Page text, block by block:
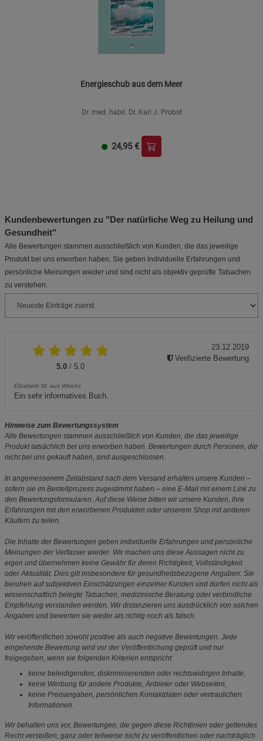
Energieschub aus dem Meer
Dr. med. habil. Dr. Karl J. Probst
24,95 €
Kundenbewertungen zu "Der natürliche Weg zu Heilung und
Gesundheit"
Alle Bewertungen stammen ausschließlich von Kunden, die das jeweilige
Produkt bei uns erworben haben. Sie geben individuelle Erfahrungen und
persönliche Meinungen wieder und sind nicht als objektiv geprüfte Tatsachen
zu verstehen.
5.0 / 5.0
Elisabeth W. aus Weichs
Ein sehr informatives Buch.
23.12.2019
Verifizierte Bewertung
Hinweise zum Bewertungssystem
Alle Bewertungen stammen ausschließlich von Kunden, die das jeweilige
Produkt tatsächlich bei uns erworben haben. Bewertungen durch Personen, die
nicht bei uns gekauft haben, sind ausgeschlossen.
In angemessenem Zeitabstand nach dem Versand erhalten unsere Kunden –
sofern sie im Bestellprozess zugestimmt haben – eine E-Mail mit einem Link zu
den Bewertungsformularen. Auf diese Weise bitten wir unsere Kunden, ihre
Erfahrungen mit den erworbenen Produkten oder unserem Shop mit anderen
Käufern zu teilen.
Die Inhalte der Bewertungen geben individuelle Erfahrungen und persönliche
Meinungen der Verfasser wieder. Wir machen uns diese Aussagen nicht zu
eigen und übernehmen keine Gewähr für deren Richtigkeit, Vollständigkeit
oder Aktualität. Dies gilt insbesondere für gesundheitsbezogene Angaben: Sie
beruhen auf subjektiven Einschätzungen einzelner Kunden und dürfen nicht als
wissenschaftlich belegte Tatsachen, medizinische Beratung oder verbindliche
Empfehlung verstanden werden. Wir distanzieren uns ausdrücklich von solchen
Angaben und bewerten sie weder als richtig noch als falsch.
Wir veröffentlichen sowohl positive als auch negative Bewertungen. Jede
eingehende Bewertung wird vor der Veröffentlichung geprüft und nur
freigegeben, wenn sie folgenden Kriterien entspricht:
keine beleidigenden, diskriminierenden oder rechtswidrigen Inhalte,
keine Werbung für andere Produkte, Anbieter oder Webseiten,
keine Preisangaben, persönlichen Kontaktdaten oder vertraulichen
Informationen.
Wir behalten uns vor, Bewertungen, die gegen diese Richtlinien oder geltendes
Recht verstoßen, ganz oder teilweise nicht zu veröffentlichen oder nachträglich